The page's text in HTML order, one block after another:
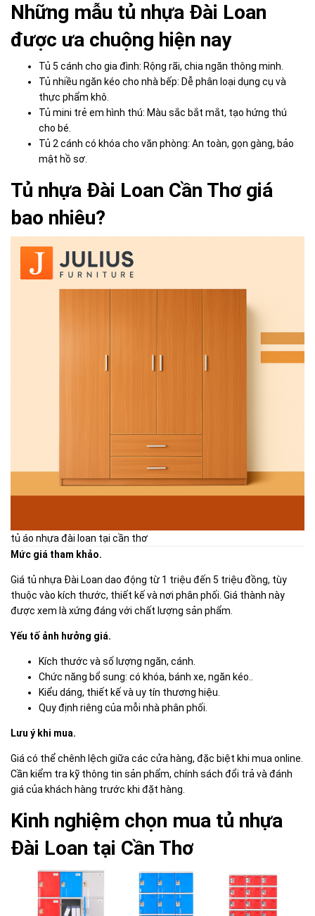
Những mẫu tủ nhựa Đài Loan
được ưa chuộng hiện nay
Tủ 5 cánh cho gia đình: Rộng rãi, chia ngăn thông minh.
Tủ nhiều ngăn kéo cho nhà bếp: Dễ phân loại dụng cụ và
thực phẩm khô.
Tủ mini trẻ em hình thú: Màu sắc bắt mắt, tạo hứng thú
cho bé.
Tủ 2 cánh có khóa cho văn phòng: An toàn, gọn gàng, bảo
mật hồ sơ.
Tủ nhựa Đài Loan Cần Thơ giá
bao nhiêu?
tủ áo nhựa đài loan tại cần thơ
Mức giá tham khảo.
Giá tủ nhựa Đài Loan dao động từ 1 triệu đến 5 triệu đồng, tùy
thuộc vào kích thước, thiết kế và nơi phân phối. Giá thành này
được xem là xứng đáng với chất lượng sản phẩm.
Yếu tố ảnh hưởng giá.
Kích thước và số lượng ngăn, cánh.
Chức năng bổ sung: có khóa, bánh xe, ngăn kéo..
Kiểu dáng, thiết kế và uy tín thương hiệu.
Quy định riêng của mỗi nhà phân phối.
Lưu ý khi mua.
Giá có thể chênh lệch giữa các cửa hàng, đặc biệt khi mua online.
Cần kiểm tra kỹ thông tin sản phẩm, chính sách đổi trả và đánh
giá của khách hàng trước khi đặt hàng.
Kinh nghiệm chọn mua tủ nhựa
Đài Loan tại Cần Thơ